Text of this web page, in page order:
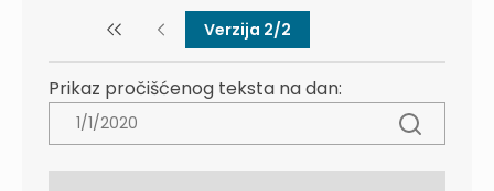
Verzija 2/2
Prikaz pročišćenog teksta na dan: